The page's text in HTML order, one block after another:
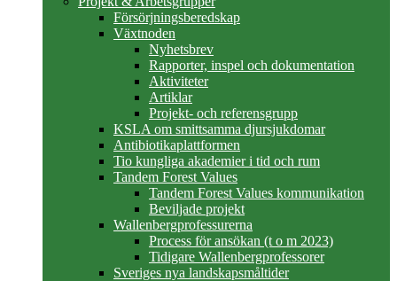
Försörjningsberedskap
Växtnoden
Nyhetsbrev
Rapporter, inspel och dokumentation
Aktiviteter
Artiklar
Projekt- och referensgrupp
KSLA om smittsamma djursjukdomar
Antibiotikaplattformen
Tio kungliga akademier i tid och rum
Tandem Forest Values
Tandem Forest Values kommunikation
Beviljade projekt
Wallenbergprofessurerna
Process för ansökan (t o m 2023)
Tidigare Wallenbergprofessorer
Sveriges nya landskapsmåltider